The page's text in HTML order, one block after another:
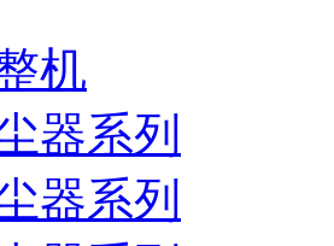
机
器系列
器系列